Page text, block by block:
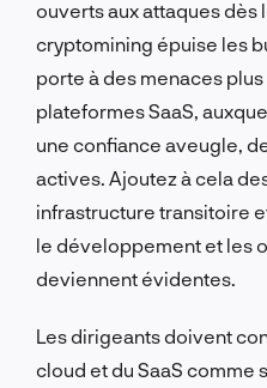
ouverts aux attaques dès
cryptomining épuise les
porte à des menaces
plateformes SaaS,
une confiance aveugle,
actives. Ajoutez à cela
infrastructure transitoire
le développement et les
deviennent évidentes.
Les dirigeants doivent
cloud et du SaaS comme